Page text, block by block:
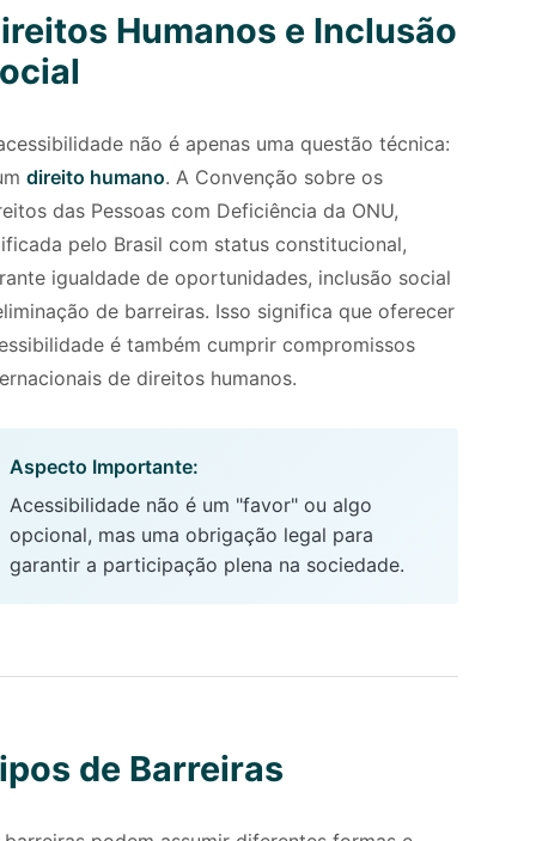
Humanos e Inclusão
não é apenas uma questão técnica:
direito humano. A Convenção sobre os
das Pessoas com Deficiência da ONU,
pelo Brasil com status constitucional,
igualdade de oportunidades, inclusão social
de barreiras. Isso significa que oferecer
é também cumprir compromissos
de direitos humanos.
Aspecto Importante:
Acessibilidade não é um "favor" ou algo
opcional, mas uma obrigação legal para
garantir a participação plena na sociedade.
de Barreiras